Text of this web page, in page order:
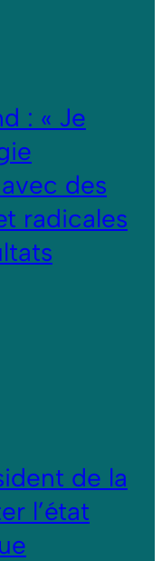
: « Je
des
radicales
de la
l’état